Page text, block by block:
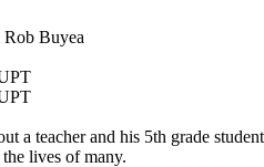
Rob Buyea
a teacher and his 5th grade
lives of many.